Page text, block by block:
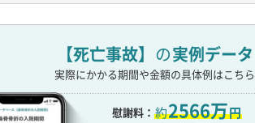
【死亡事故】 の 実例データ
実際にかかる期間や金額の具体例はこちら
慰謝料： 約2566万円